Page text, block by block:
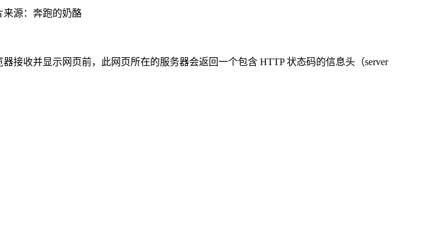
来源：奔跑的奶酪
接收并显示网页前，此网页所在的服务器会返回一个包含 HTTP 状态码的信息头（server